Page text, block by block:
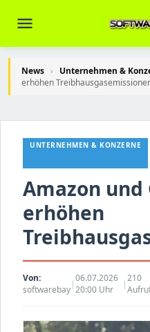
menu
News › Unternehmen &
erhöhen
UNTERNEHMEN & KONZERNE
Amazon und
erhöhen
Von:
softwarebay|06.07.2026
20:00 Uhr
|210
Brasov